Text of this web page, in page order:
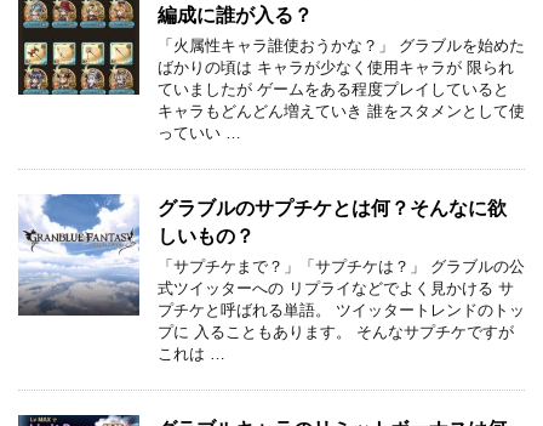
編成に誰が入る？
「火属性キャラ誰使おうかな？」 グラブルを始めた
ばかりの頃は キャラが少なく使用キャラが 限られ
ていましたが ゲームをある程度プレイしていると
キャラもどんどん増えていき 誰をスタメンとして使
っていい …
グラブルのサプチケとは何？そんなに欲
しいもの？
「サプチケまで？」「サプチケは？」 グラブルの公
式ツイッターへの リプライなどでよく見かける サ
プチケと呼ばれる単語。 ツイッタートレンドのトッ
プに 入ることもあります。 そんなサプチケですが
これは …